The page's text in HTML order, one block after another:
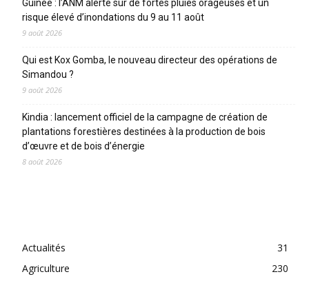
Guinée : l’ANM alerte sur de fortes pluies orageuses et un
risque élevé d’inondations du 9 au 11 août
9 août 2026
Qui est Kox Gomba, le nouveau directeur des opérations de
Simandou ?
9 août 2026
Kindia : lancement officiel de la campagne de création de
plantations forestières destinées à la production de bois
d’œuvre et de bois d’énergie
8 août 2026
Actualités
31
Agriculture
230